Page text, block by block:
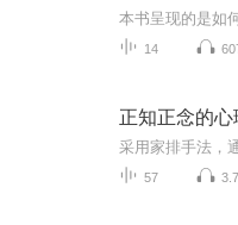
14
正知正念的
57